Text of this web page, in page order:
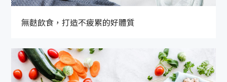
無麩飲食，打造不疲累的好體質